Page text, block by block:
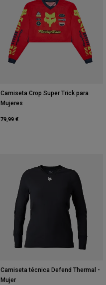
Camiseta Crop Super Trick para
Mujeres
79,99 €
Camiseta técnica Defend Thermal -
Mujer